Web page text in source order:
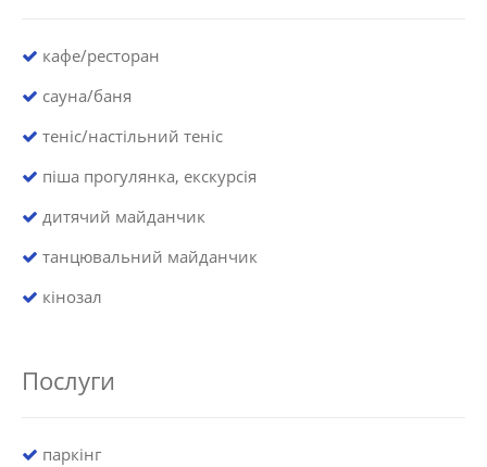
кафе/ресторан
сауна/баня
теніс/настільний теніс
піша прогулянка, екскурсія
дитячий майданчик
танцювальний майданчик
кінозал
Послуги
паркінг